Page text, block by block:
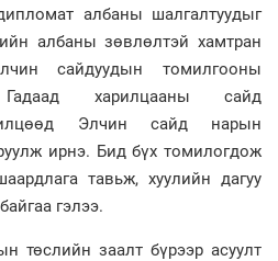
албаны шалгалтуудыг
албаны зөвлөлтэй хамтран
сайдуудын томилгооны
харилцааны сайд
Элчин сайд нарын
ирнэ. Бид бүх томилогдож
тавьж, хуулийн дагуу
гэлээ.
төслийн заалт бүрээр асуулт